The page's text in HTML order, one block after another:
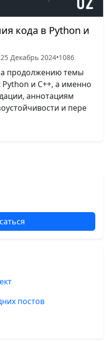
кода в Python и
25 Декабрь 2024•1086
продолжению темы
и C++, а именно
аннотациям
и пере
постов